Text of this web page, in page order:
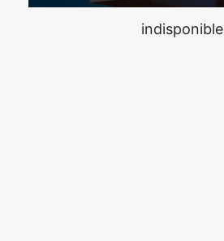
indisponible